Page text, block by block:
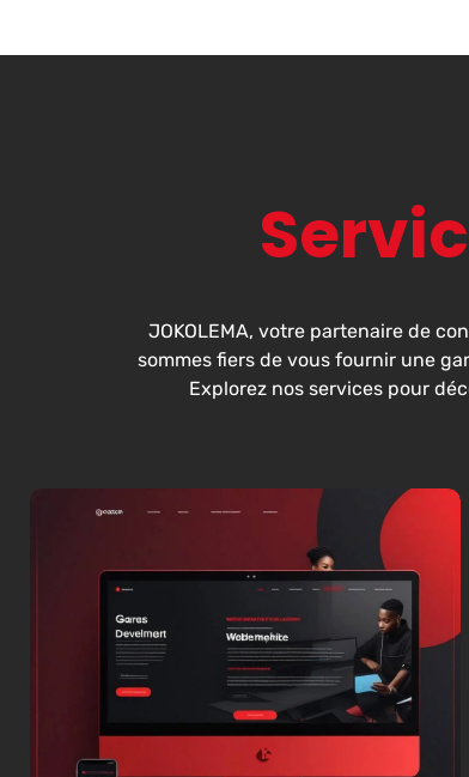
JOKOLEMA, votre partenaire de
sommes fiers de vous fournir une
Explorez nos services pour